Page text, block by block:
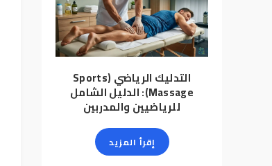
التدليك الرياضي (Sports
Massage): الدليل الشامل
للرياضيين والمدربين
إقرأ المزيد